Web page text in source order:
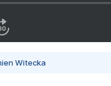
Witecka